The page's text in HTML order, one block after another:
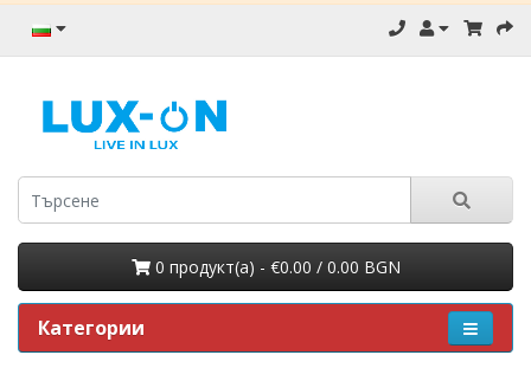
0 продукт(a) - €0.00 / 0.00 BGN
Категории